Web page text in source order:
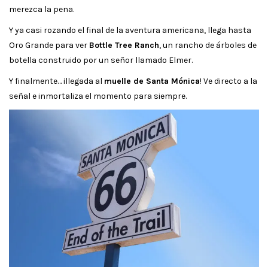
merezca la pena.
Y ya casi rozando el final de la aventura americana, llega hasta
Oro Grande para ver Bottle Tree Ranch, un rancho de árboles de
botella construido por un señor llamado Elmer.
Y finalmente… ¡llegada al muelle de Santa Mónica! Ve directo a la
señal e inmortaliza el momento para siempre.